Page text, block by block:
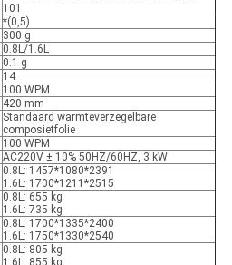
101
*(0,5)
300 g
0.8L/1.6L
0.1 g
14
100 WPM
420 mm
Standaard warmteverzegelbare
composietfolie
100 WPM
AC220V ± 10% 50HZ/60HZ, 3 kW
0.8L: 1457*1080*2391
1.6L: 1700*1211*2515
0.8L: 655 kg
1.6L: 735 kg
0.8L: 1700*1335*2400
1.6L: 1750*1330*2540
0.8L: 805 kg